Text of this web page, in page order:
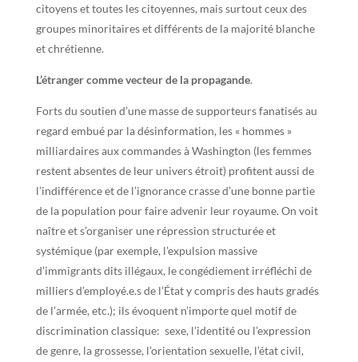
citoyens et toutes les citoyennes, mais surtout ceux des
groupes minoritaires et différents de la majorité blanche
et chrétienne.
L’étranger comme vecteur de la propagande.
Forts du soutien d’une masse de supporteurs fanatisés au
regard embué par la désinformation, les « hommes »
milliardaires aux commandes à Washington (les femmes
restent absentes de leur univers étroit) profitent aussi de
l’indifférence et de l’ignorance crasse d’une bonne partie
de la population pour faire advenir leur royaume. On voit
naître et s’organiser une répression structurée et
systémique (par exemple, l’expulsion massive
d’immigrants dits illégaux, le congédiement irréfléchi de
milliers d’employé.e.s de l’État y compris des hauts gradés
de l’armée, etc.); ils évoquent n’importe quel motif de
discrimination classique: sexe, l’identité ou l’expression
de genre, la grossesse, l’orientation sexuelle, l’état civil,